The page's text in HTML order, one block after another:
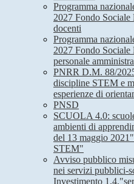
Programma
2027 Fondo
docenti
Programma
2027 Fondo
personale
PNRR D.M. 88/
discipline STEM e
esperienze di
PNSD
SCUOLA 4.0:
ambienti di
del 13 maggio
STEM"
Avviso pubblico
nei servizi pubblici-
Investimento